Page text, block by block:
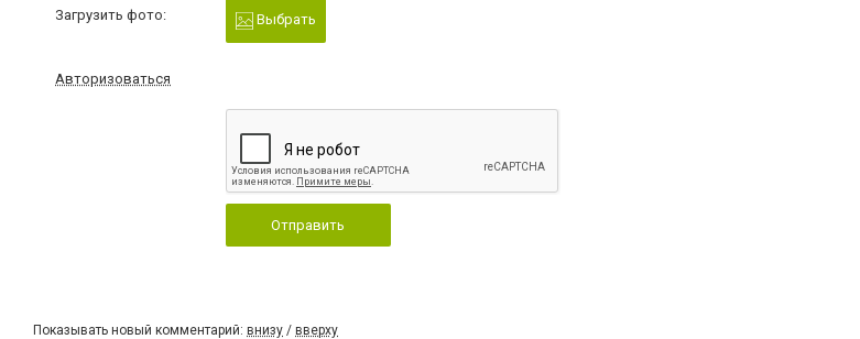
Загрузить фото: Выбрать
Авторизоваться
Отправить
Показывать новый комментарий: внизу / вверху